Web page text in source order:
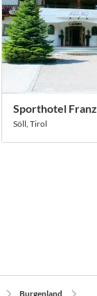
Sporthotel
Söll, Tirol
Burgenland